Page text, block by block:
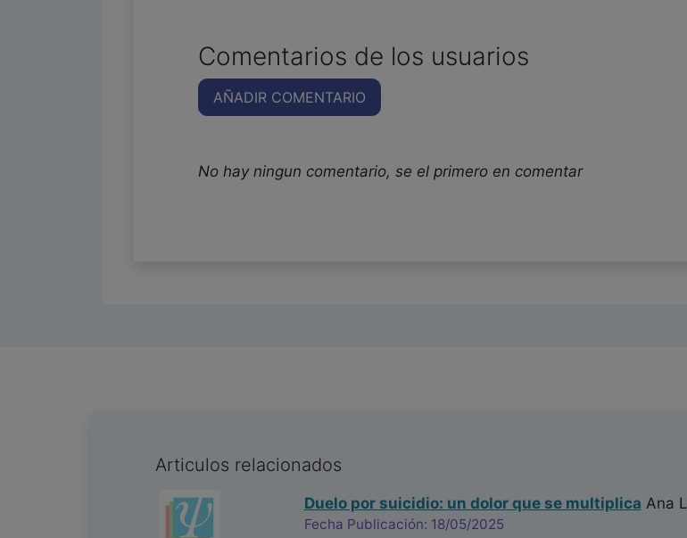
Comentarios de los usuarios
AÑADIR COMENTARIO
No hay ningun comentario, se el primero en comentar
Articulos relacionados
Duelo por suicidio: un dolor que se multiplica Ana
Fecha Publicación: 18/05/2025